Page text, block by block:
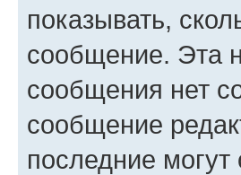
показывать,
сообщение. Эта
сообщения нет
сообщение
последние могут